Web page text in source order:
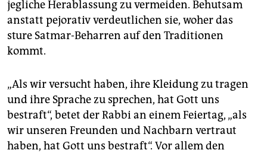
jegliche Herablassung zu vermeiden. Behutsam
anstatt pejorativ verdeutlichen sie, woher das
sture Satmar-Beharren auf den Traditionen
kommt.
„Als wir versucht haben, ihre Kleidung zu tragen
und ihre Sprache zu sprechen, hat Gott uns
bestraft“, betet der Rabbi an einem Feiertag, „als
wir unseren Freunden und Nachbarn vertraut
haben, hat Gott uns bestraft“. Vor allem den